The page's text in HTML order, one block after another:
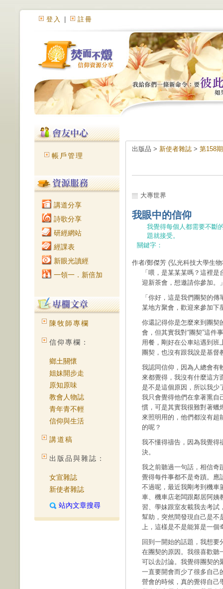
登入 註冊
帳戶管理
講道分享
詩歌分享
研經網站
經課表
新眼光讀經
一領一．新倍加
陳牧師專欄
信仰專欄：
鄉土關懷
姐妹開步走
原知原味
教會人物誌
青年青不輕
信仰與生活
講道稿
出版品與雜誌：
女宣雜誌
新使者雜誌
站內文章搜尋
出版品 > 新使者雜誌 > 第158
大專世界
我眼中的信仰
我覺得每個人都需要不斷
題就接受。
關鍵字：
作者/鄭傑芳 (弘光科技大學生
「喂，是某某某嗎？這裡
迎新茶會，想邀請你參加。
「你好，這是我們團契的
某地方聚會，歡迎來參加下
你還記得你是怎麼來到團契
會，但其實我對“團契”這件
用餐，剛好在公車站遇到班
團契，也沒有跟我說是基
我認同信仰，因為人總會有
來都覺得，我沒有什麼這方
是不是這個原因，所以我少
我只會覺得他們在拿著熏自
慣，可是其實我很難對著蠟
來照明用的，他們都沒有超
的呢？
我不懂得禱告，因為我覺得
決。
我之前聽過一句話，相信奇
覺得每件事都不是奇蹟。應
不過呢，最近我剛考到機車
車、機車店老闆跟鄰居阿姨
習、學妹跟室友載我去考試
幫助，突然間發現自己是不
上，這樣是不是能算是一個
回到一開始的話題，我想
在團契的原因。我很喜歡聽
可以去討論。我覺得團契的
一直要開會而少了很多自己
營會的時候，真的覺得自己